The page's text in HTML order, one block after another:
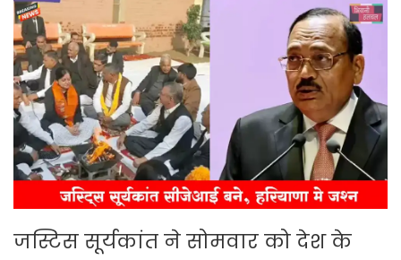
जस्टिस सूर्यकांत ने सोमवार को देश के